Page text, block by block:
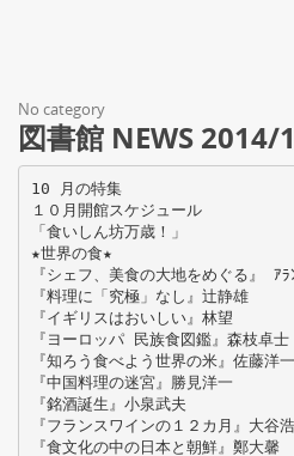
No category
図書館 NEWS 2014/
10 月の特集
１０月開館スケジュール
「食いしん坊万歳！」
★世界の食★
『シェフ、美食の大地をめぐる』 ｱﾗ
『料理に「究極」なし』辻静雄
『イギリスはおいしい』林望
『ヨーロッパ 民族食図鑑』森枝卓士
『知ろう食べよう世界の米』佐藤洋
『中国料理の迷宮』勝見洋一
『銘酒誕生』小泉武夫
『フランスワインの１２カ月』大谷
『食文化の中の日本と朝鮮』鄭大馨